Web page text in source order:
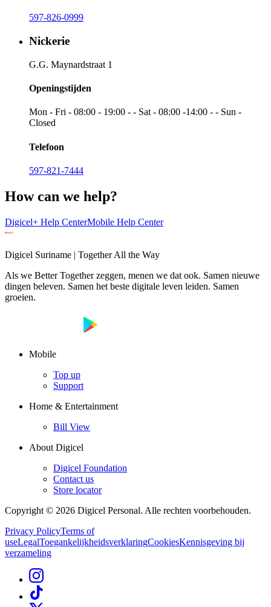
597-826-0999
Nickerie
G.G. Maynardstraat 1
Openingstijden
Mon - Fri - 08:00 - 19:00 - - Sat - 08:00 -14:00 - - Sun -
Closed
Telefoon
597-821-7444
How can we help?
Digicel+ Help CenterMobile Help Center
Digicel Suriname | Together All the Way
Als we Better Together zeggen, menen we dat ook. Samen nieuwe
dingen beleven. Samen het beste digitale leven leiden. Samen
groeien.
Mobile
Top up
Support
Home & Entertainment
Bill View
About Digicel
Digicel Foundation
Contact us
Store locator
Copyright © 2026 Digicel Personal. Alle rechten voorbehouden.
Privacy PolicyTerms of
useLegalToegankelijkheidsverklaringCookiesKennisgeving bij
verzameling